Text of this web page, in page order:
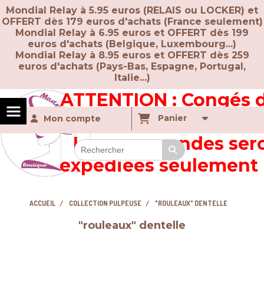
Mondial Relay à 5.95 euros (RELAIS ou LOCKER) et
OFFERT dès 179 euros d'achats (France seulement)
Mondial Relay à 6.95 euros et OFFERT dès 199
euros d'achats (Belgique, Luxembourg...)
Mondial Relay à 8.95 euros et OFFERT dès 259
euros d'achats (Pays-Bas, Espagne, Portugal,
Italie...)
ATTENTION : Congés
du 10 au 16 Août
Les commandes
expédiées seulement
Mon compte Panier
ACCUEIL COLLECTION PULPEUSE "ROULEAUX" DENTELLE
"rouleaux" dentelle
Panneau de gestion des cookies